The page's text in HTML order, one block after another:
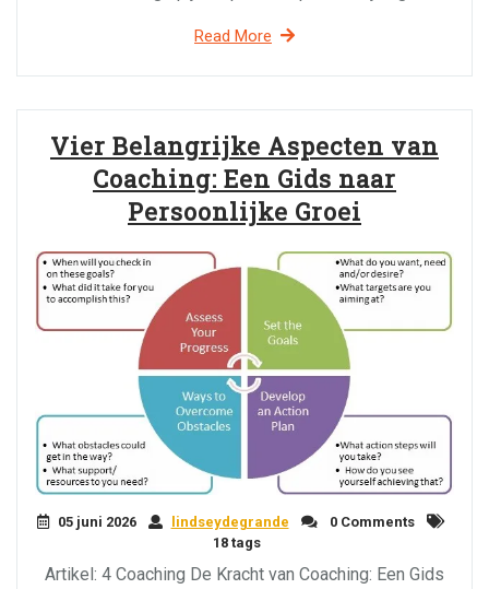
Read More
Vier Belangrijke Aspecten van
Coaching: Een Gids naar
Persoonlijke Groei
05 juni 2026 lindseydegrande
0 Comments
18 tags
Artikel: 4 Coaching De Kracht van Coaching: Een Gids